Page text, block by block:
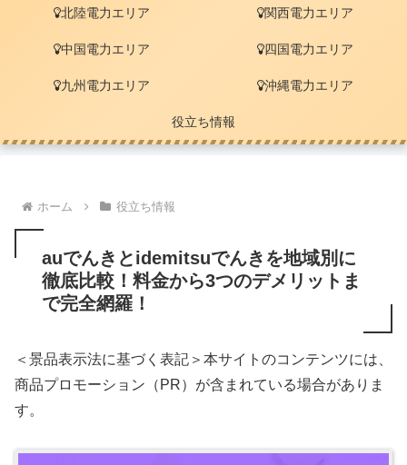
北陸電力エリア 関西電力エリア
中国電力エリア 四国電力エリア
九州電力エリア 沖縄電力エリア
役立ち情報
ホーム 役立ち情報
auでんきとidemitsuでんきを地域別に
徹底比較！料金から3つのデメリットま
で完全網羅！
＜景品表示法に基づく表記＞本サイトのコンテンツには、
商品プロモーション（PR）が含まれている場合がありま
す。